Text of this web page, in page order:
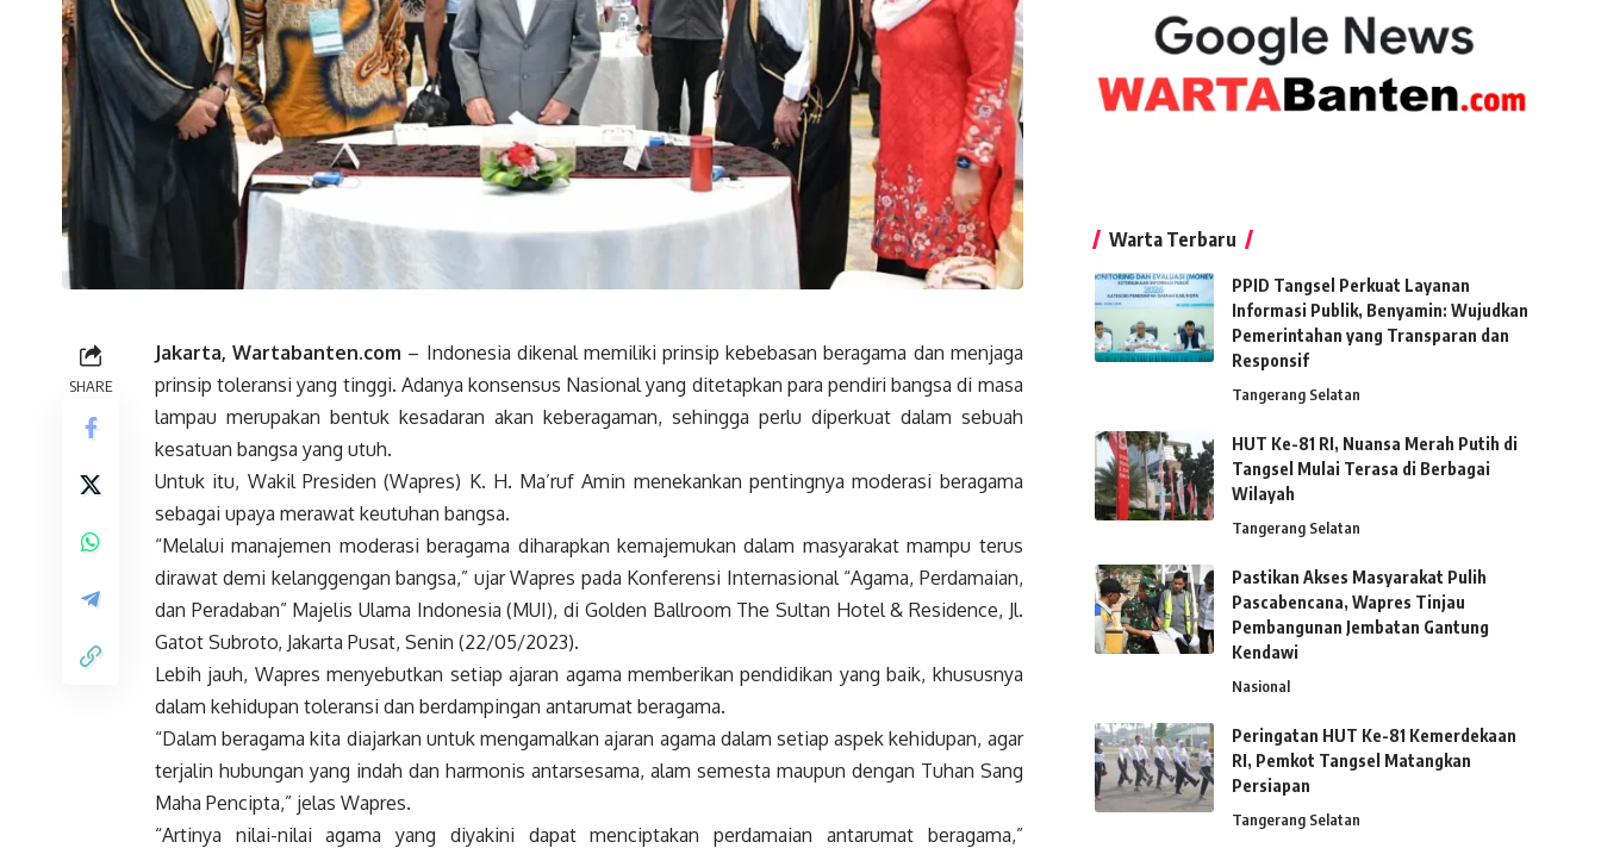
SHARE
Jakarta, Wartabanten.com – Indonesia dikenal memiliki prinsip kebebasan beragama dan menjaga
prinsip toleransi yang tinggi. Adanya konsensus Nasional yang ditetapkan para pendiri bangsa di masa
lampau merupakan bentuk kesadaran akan keberagaman, sehingga perlu diperkuat dalam sebuah
kesatuan bangsa yang utuh.
Untuk itu, Wakil Presiden (Wapres) K. H. Ma’ruf Amin menekankan pentingnya moderasi beragama
sebagai upaya merawat keutuhan bangsa.
“Melalui manajemen moderasi beragama diharapkan kemajemukan dalam masyarakat mampu terus
dirawat demi kelanggengan bangsa,” ujarWapres pada Konferensi Internasional “Agama, Perdamaian,
dan Peradaban” Majelis Ulama Indonesia (MUI), di Golden Ballroom The Sultan Hotel & Residence, Jl.
Gatot Subroto, Jakarta Pusat, Senin (22/05/2023).
Lebih jauh, Wapres menyebutkan setiap ajaran agama memberikan pendidikan yang baik, khususnya
dalam kehidupan toleransi dan berdampingan antarumat beragama.
“Dalam beragama kita diajarkan untuk mengamalkan ajaran agama dalam setiap aspek kehidupan, agar
terjalin hubungan yang indah dan harmonis antarsesama, alam semesta maupun dengan Tuhan Sang
Maha Pencipta,” jelas Wapres.
“Artinya nilai-nilai agama yang diyakini dapat menciptakan perdamaian antarumat beragama,”
Warta Terbaru
PPID Tangsel Perkuat Layanan
Informasi Publik, Benyamin: Wujudkan
Pemerintahan yang Transparan dan
Responsif
Tangerang Selatan
HUT Ke-81 RI, Nuansa Merah Putih di
Tangsel Mulai Terasa di Berbagai
Wilayah
Tangerang Selatan
Pastikan Akses Masyarakat Pulih
Pascabencana, Wapres Tinjau
Pembangunan Jembatan Gantung
Kendawi
Nasional
Peringatan HUT Ke-81 Kemerdekaan
RI, Pemkot Tangsel Matangkan
Persiapan
Tangerang Selatan